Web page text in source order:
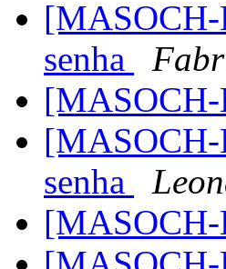
[MASOCH-
senha
[MASOCH-
senha